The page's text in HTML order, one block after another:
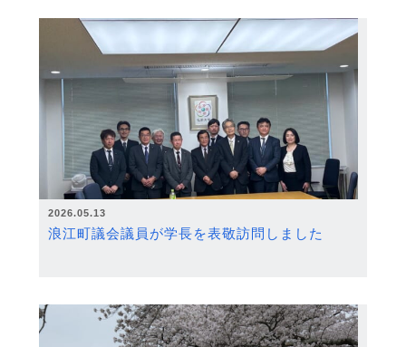
2026.05.13
浪江町議会議員が学長を表敬訪問しました